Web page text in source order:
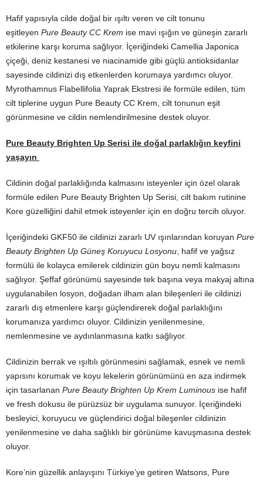
Hafif yapısıyla cilde doğal bir ışıltı veren ve cilt tonunu
eşitleyen Pure Beauty CC Krem ise mavi ışığın ve güneşin zararlı
etkilerine karşı koruma sağlıyor. İçeriğindeki Camellia Japonica
çiçeği, deniz kestanesi ve niacinamide gibi güçlü antioksidanlar
sayesinde cildinizi dış etkenlerden korumaya yardımcı oluyor.
Myrothamnus Flabellifolia Yaprak Ekstresi ile formüle edilen, tüm
cilt tiplerine uygun Pure Beauty CC Krem, cilt tonunun eşit
görünmesine ve cildin nemlendirilmesine destek oluyor.
Pure Beauty Brighten Up Serisi ile doğal parlaklığın keyfini
yaşayın
Cildinin doğal parlaklığında kalmasını isteyenler için özel olarak
formüle edilen Pure Beauty Brighten Up Serisi, cilt bakım rutinine
Kore güzelliğini dahil etmek isteyenler için en doğru tercih oluyor.
İçeriğindeki GKF50 ile cildinizi zararlı UV ışınlarından koruyan Pure
Beauty Brighten Up Güneş Koruyucu Losyonu, hafif ve yağsız
formülü ile kolayca emilerek cildinizin gün boyu nemli kalmasını
sağlıyor. Şeffaf görünümü sayesinde tek başına veya makyaj altına
uygulanabilen losyon, doğadan ilham alan bileşenleri ile cildinizi
zararlı dış etmenlere karşı güçlendirerek doğal parlaklığını
korumanıza yardımcı oluyor. Cildinizin yenilenmesine,
nemlenmesine ve aydınlanmasına katkı sağlıyor.
Cildinizin berrak ve ışıltılı görünmesini sağlamak, esnek ve nemli
yapısını korumak ve koyu lekelerin görünümünü en aza indirmek
için tasarlanan Pure Beauty Brighten Up Krem Luminous ise hafif
ve fresh dokusu ile pürüzsüz bir uygulama sunuyor. İçeriğindeki
besleyici, koruyucu ve güçlendirici doğal bileşenler cildinizin
yenilenmesine ve daha sağlıklı bir görünüme kavuşmasına destek
oluyor.
Kore’nin güzellik anlayışını Türkiye’ye getiren Watsons, Pure